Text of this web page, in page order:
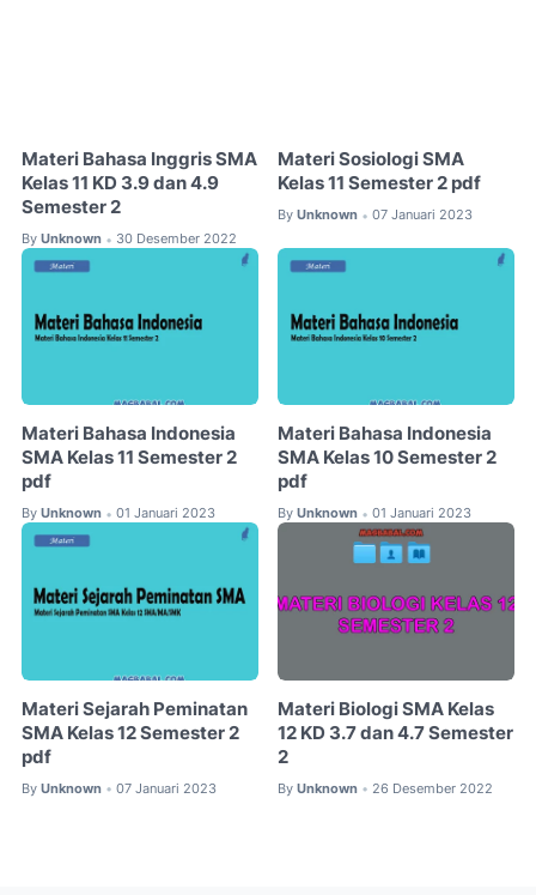
Materi Bahasa Inggris SMA
Kelas 11 KD 3.9 dan 4.9
Semester 2
By Unknown • 30 Desember 2022
Materi Sosiologi SMA
Kelas 11 Semester 2 pdf
By Unknown • 07 Januari 2023
Materi Bahasa Indonesia
SMA Kelas 11 Semester 2
pdf
By Unknown • 01 Januari 2023
Materi Bahasa Indonesia
SMA Kelas 10 Semester 2
pdf
By Unknown • 01 Januari 2023
Materi Sejarah Peminatan
SMA Kelas 12 Semester 2
pdf
By Unknown • 07 Januari 2023
Materi Biologi SMA Kelas
12 KD 3.7 dan 4.7 Semester
2
By Unknown • 26 Desember 2022